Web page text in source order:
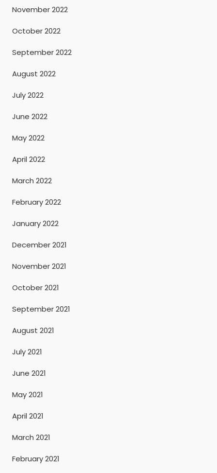
November 2022
October 2022
September 2022
August 2022
July 2022
June 2022
May 2022
April 2022
March 2022
February 2022
January 2022
December 2021
November 2021
October 2021
September 2021
August 2021
July 2021
June 2021
May 2021
April 2021
March 2021
February 2021